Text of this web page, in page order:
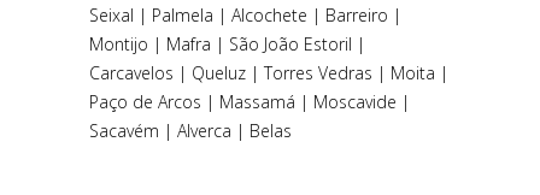
Seixal | Palmela | Alcochete | Barreiro |
Montijo | Mafra | São João Estoril |
Carcavelos | Queluz | Torres Vedras | Moita |
Paço de Arcos | Massamá | Moscavide |
Sacavém | Alverca | Belas